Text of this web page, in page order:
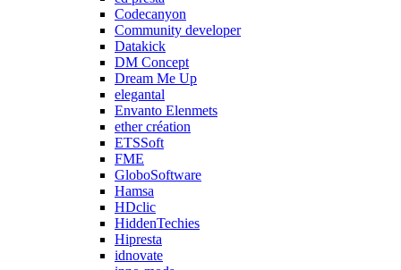
Codecanyon
Community developer
Datakick
DM Concept
Dream Me Up
elegantal
Envanto Elenmets
ether création
ETSSoft
FME
GloboSoftware
Hamsa
HDclic
HiddenTechies
Hipresta
idnovate